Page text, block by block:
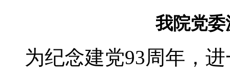
我院党
为纪念建党93周年，